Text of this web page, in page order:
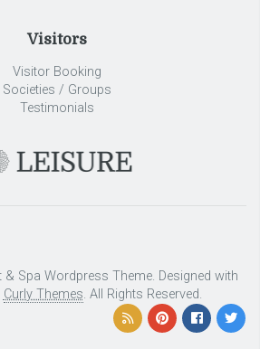
Visitors
Visitor Booking
Societies / Groups
Testimonials
& Spa Wordpress Theme. Designed with
Curly Themes. All Rights Reserved.